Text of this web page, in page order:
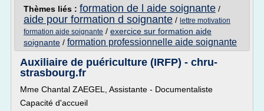
Thèmes liés : formation de l aide soignante /
aide pour formation d soignante / lettre motivation
formation aide soignante / exercice sur formation aide
soignante / formation professionnelle aide soignante
Auxiliaire de puériculture (IRFP) - chru-
strasbourg.fr
Mme Chantal ZAEGEL, Assistante - Documentaliste
Capacité d'accueil